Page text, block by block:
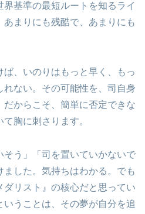
基準の最短ルートを知るライ
あまりにも残酷で、あまりにも
ば、いのりはもっと早く、もっ
れない。その可能性を、司自身
からこそ、簡単に否定できな
胸に刺さります。
そう」「司を置いていかないで
した。気持ちはわかる。でも
リスト』の核心だと思ってい
いうことは、その夢が自分を追